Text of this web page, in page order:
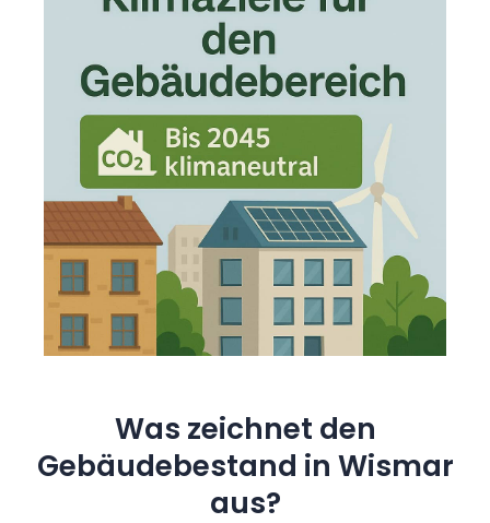
Was zeichnet den
Gebäudebestand in Wismar
aus?